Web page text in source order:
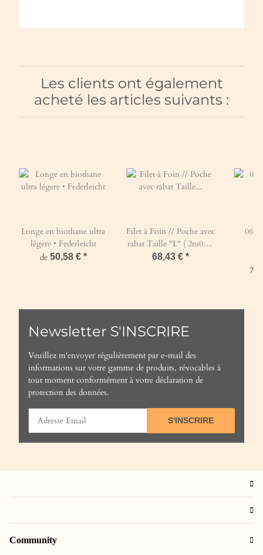
Les clients ont également
acheté les articles suivants :
Longe en biothane ultra
légere • Federleicht
de 50,58 € *
Filet à Foin // Poche avec
rabat Taille "L" ( 2m00 x
0m90)-Mailles de 30 mm
68,43 € *
067
Newsletter S'INSCRIRE
Veuillez m'envoyer régulièrement par e-mail des
informations sur votre gamme de produits, révocables à
tout moment conformément à votre déclaration de
protection des données.
S'INSCRIRE
Community